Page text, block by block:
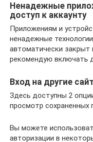
Ненадежные
доступ к аккаунту
Приложениям и
ненадежные
автоматически закрыт
рекомендую включать
Вход на другие
Здесь доступны 2
просмотр сохраненных
Вы можете
авторизации в